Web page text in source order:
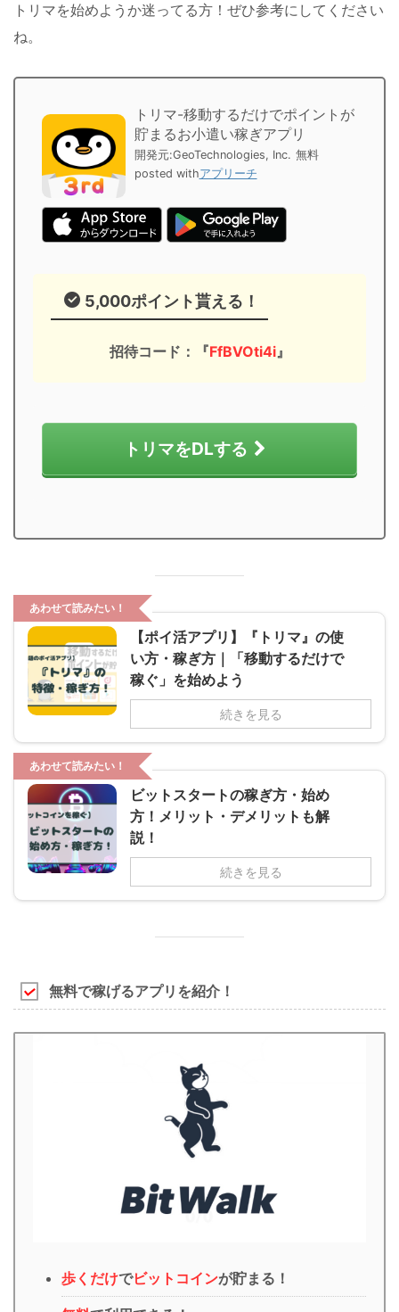
トリマを始めようか迷ってる方！ぜひ参考にしてください
ね。
トリマ-移動するだけでポイントが
貯まるお小遣い稼ぎアプリ
開発元:GeoTechnologies, Inc. 無料
posted withアプリーチ
5,000ポイント貰える！
招待コード：『FfBVOti4i』
トリマをDLする
あわせて読みたい！
【ポイ活アプリ】『トリマ』の使
い方・稼ぎ方｜「移動するだけで
稼ぐ」を始めよう
続きを見る
あわせて読みたい！
ビットスタートの稼ぎ方・始め
方！メリット・デメリットも解
説！
続きを見る
無料で稼げるアプリ を紹介 ！
歩くだけでビットコインが貯まる！